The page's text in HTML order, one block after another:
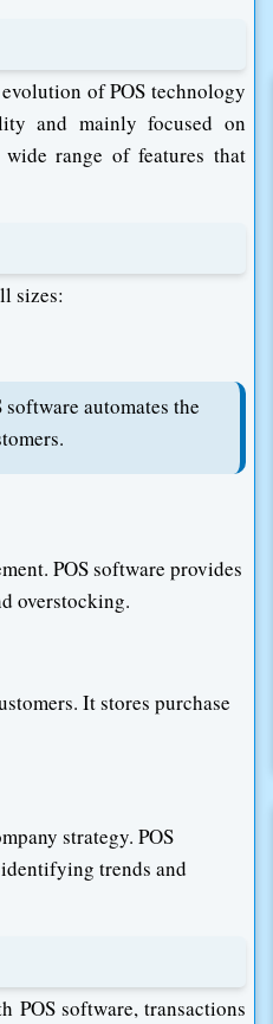
of POS technology
and mainly focused on
wide range of features that
sizes:
automates the
POS software provides
overstocking.
It stores purchase
strategy. POS
trends and
POS software, transactions